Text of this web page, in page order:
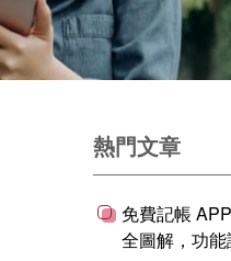
熱門文章
免費記帳
全圖解，功